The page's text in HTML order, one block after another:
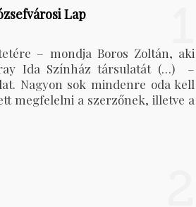
Lap
– mondja Boros Zoltán, aki
Ida Színház társulatát (…) –
Nagyon sok mindenre oda kell
megfelelni a szerzőnek, illetve a